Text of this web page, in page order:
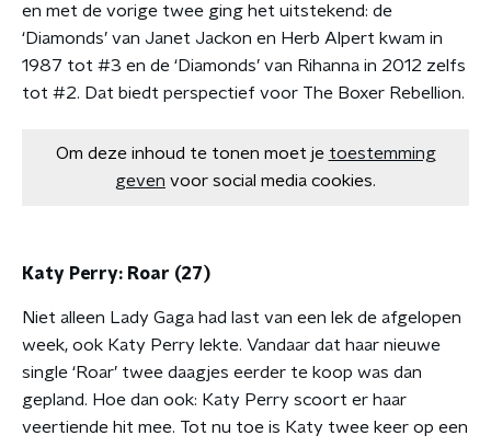
en met de vorige twee ging het uitstekend: de
‘Diamonds’ van Janet Jackon en Herb Alpert kwam in
1987 tot #3 en de ‘Diamonds’ van Rihanna in 2012 zelfs
tot #2. Dat biedt perspectief voor The Boxer Rebellion.
Om deze inhoud te tonen moet je toestemming
geven voor social media cookies.
Katy Perry: Roar (27)
Niet alleen Lady Gaga had last van een lek de afgelopen
week, ook Katy Perry lekte. Vandaar dat haar nieuwe
single ‘Roar’ twee daagjes eerder te koop was dan
gepland. Hoe dan ook: Katy Perry scoort er haar
veertiende hit mee. Tot nu toe is Katy twee keer op een